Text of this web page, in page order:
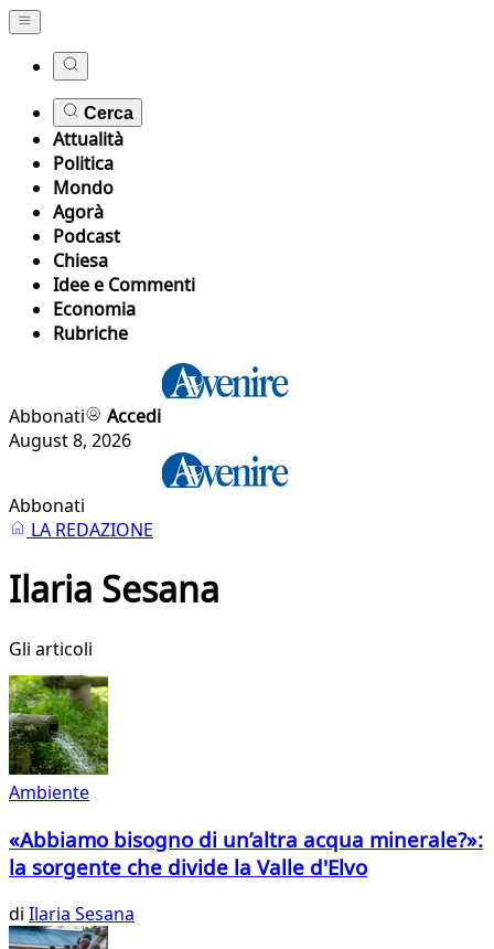
Cerca
Attualità
Politica
Mondo
Agorà
Podcast
Chiesa
Idee e Commenti
Economia
Rubriche
Abbonati
Accedi
August 8, 2026
Abbonati
LA REDAZIONE
Ilaria Sesana
Gli articoli
Ambiente
«Abbiamo bisogno di un’altra acqua minerale?»:
la sorgente che divide la Valle d'Elvo
di Ilaria Sesana